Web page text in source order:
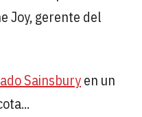
Joy, gerente del
Sainsburyen un